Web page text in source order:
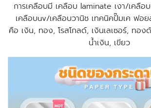
การเคลือบมี เคลือบ laminate เงา/เคลื
เคลือบuv/เคลือบวานิช เทคนิคปั๊มเค ฟอ
คือ เงิน, ทอง, โรสโกลด์, เงินเลเซอร์, ทอ
น้ำเงิน, เขียว